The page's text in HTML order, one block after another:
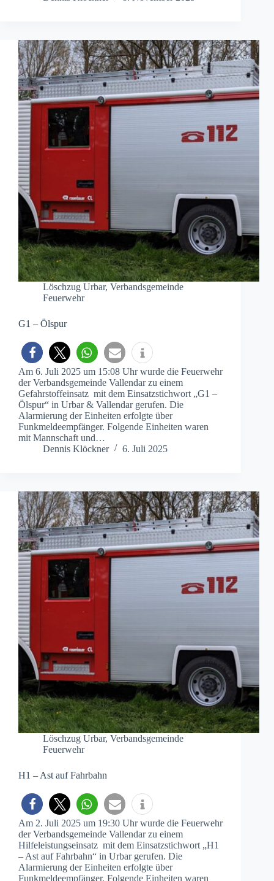
Löschzug Urbar, Verbandsgemeinde
Feuerwehr
G1 – Ölspur
Am 6. Juli 2025 um 15:08 Uhr wurde die Feuerwehr
der Verbandsgemeinde Vallendar zu einem
Gefahrstoffeinsatz mit dem Einsatzstichwort „G1 –
Ölspur“ in Urbar & Vallendar gerufen. Die
Alarmierung der Einheiten erfolgte über
Funkmeldeempfänger. Folgende Einheiten waren
mit Mannschaft und…
Dennis Klöckner
6. Juli 2025
Löschzug Urbar, Verbandsgemeinde
Feuerwehr
H1 – Ast auf Fahrbahn
Am 2. Juli 2025 um 19:30 Uhr wurde die Feuerwehr
der Verbandsgemeinde Vallendar zu einem
Hilfeleistungseinsatz mit dem Einsatzstichwort „H1
– Ast auf Fahrbahn“ in Urbar gerufen. Die
Alarmierung der Einheiten erfolgte über
Funkmeldeempfänger. Folgende Einheiten waren